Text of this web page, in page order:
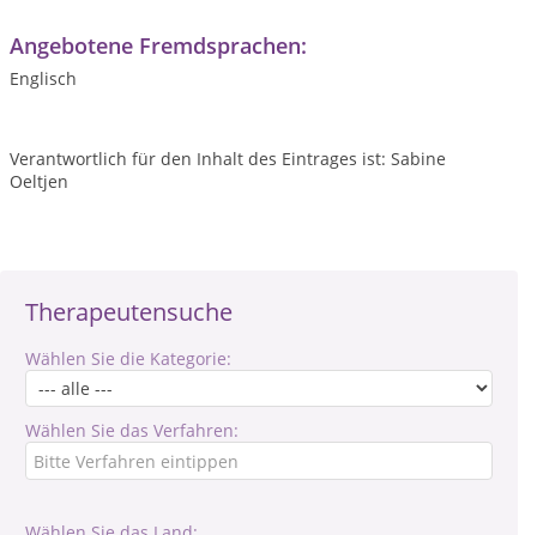
Therapeutensuche
Wählen Sie die Kategorie:
Wählen Sie das Verfahren:
Angebotene Fremdsprachen:
Englisch
Verantwortlich für den Inhalt des Eintrages ist: Sabine
Oeltjen